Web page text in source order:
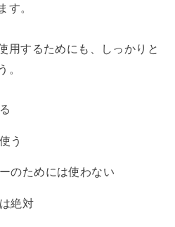
す。
用するためにも、しっかりと
。
う
のためには使わない
絶対